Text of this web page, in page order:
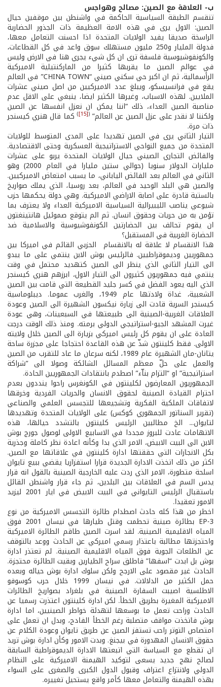
ب- العلاقة مع الصين: مصالح وهواجس
تنقسم الطبقة السياسية الحاكمة في واشنطن بين موقفين حيال
الصين: الاول يرى في هذه الامة العظيمة ذات الجذور الحضارية
الراسخة صديقا يفيد الولايات المتحدة اذا احسنت التعامل معها،
فدولة المليار و250 مليون مستهلك سوق واعد في كل القطاعات،
والكونفوشيوسية فلسفة ترى ان كل شيء يجري هنا في الارض وليس
في عوالم الصين ما يقربها كثيرا من الماركنتيلية الاميركية
الرأسمالية، ثم ان اكبر حي سكني صيني “CHINA TOWN” في العالم
يقع في فرانسيسكو، ويبلغ عدد الاميركيين من اصل صيني عشرات
الملايين. لهذه الاسباب، وغيرها الكثير ايضا، ينبغي على الاقل عدم
مناصبة الصين العداء، ذلك “اننا يمكن ان نعزل انفسها عن الصين
ولكننا لا نقدر على عزل الصين عن العالم”(
[15]
) كما قال هنري كيسنجر
ذات مرة.
التيار الثاني يرى في الصين تهديدا على المدى المتوسط للولايات
المتحدة من جميع النواحي الاستراتيجية العسكرية وحتى الاقتصادية.
والفائض التجاري الصيني حيال الولايات المتحدة يربو على عشرات
مليارات الدولار سنويا (حوالي ستين مليارا في العام 2000) وهو
الثاني في العالم بعد الفائض الياباني، ما يسبب امتعاض الاميركيين.
والصين هي البلد الوحيد في العالم، بعد روسيا، الذي يملك صواريخ
بالستية قادرة على اصابة الاراضي الاميركية. وهي دولة يحكمها حزب
شيوعي يناصب الليبيرالية السياسية الاميركية العداء ولا يعترف بما
تؤمن به من حريات وحقوق انسان. ثم الم يتوقع صموئيل هانتينغتون
ان يقوم تحالف بين الحضارتين الكونفوشيوسية والاسلامية ضد
الحضارة الغربية في المستقبل؟
هذا الانقسام لا علاقة له بالانقسام الحزبي القائم في اميركا بين
جمهوريين وديموقراطيين. فالرئيس بوش الابن ينتمي على ما يبدو
الى التيار الثاني الذي ينظر الى الصين كتهديد محتمل في وقت
ينتمي فيه جمهوريون كثيرون الى التيار الاول، ابرزهم هنري كيسنجر
الذي اليه يعود الفضل في كسر جليد القطيعة التي قامت بين الصين
الشعبية، غداة ولادتها عام 1949، والغرب عموما. ديبلوماسية
كيسنجر السرية قادت الى زيارة نيكسون الشهيرة الى الصين وعودة
العلاقات الغربية-الصينية الى طبيعتها في السبعينات، وهي عودة
غيرت المشهد الجيو-استراتيجي الدولي برمته. ومنذ ذلك الوقت درجت
العادة على ان يقوم كل رئيس اميركي بزيارة الى الصين خلال ولايته
الاولى. فقط كلينتون شذّ عن هذه القاعدة احتجاجا على مجزرة ساحة
يتانان-مان الشهيرة عام 1989، لكنه سرعان ما عاد للتقرب من الصين
والعمل على حلّ معظم المسائل الشائكة وصولا الى “شراكة
استراتيجية” او “التزام بناّء” اصطدم بانتقادات الجمهوريين الحادة.
الجمهوريون المعارضون لكلينتون في الكونغرس راحوا ينددون بعدم
احترام القيادة الصينية لحقوق الانسان والحريات الفردية وخرقها
لاتفاقات الملكية الفكرية وتشجيعها للتجسس العلمي والصناعي
(تقرير السناتور الجمهوري كوكس) على الولايات المتحدة وتهديدها
لتايوان... الخ مطالبين الرئيس كلينتون بالتشدد حيالها، هذه
الاتهامات عادت للبروز مجددا في الاسابيع الاولى لوصول جورج بوش
الابن الى البيت الابيض، الامر الذي بدا وكأنه اعادة نظر كاملة وجذرية
بكل الانجازات التي حققتها ادارة كلينتون في علاقاتها مع الصين.
اكثر من ذلك اتخذت الادارة الجديدة قرارا استفزازيا يقضي ببيع تايوان
اسلحة متطورة، الامر الذي ردت عليه الخارجية الصينية بالقول انه قرار
يدس السم في العلاقات بين البلدين، ثم جاء قرار واشنطن القائل
باستقبال الرئيس التايواني في البيت الابيض في ايار 2001 ليزيد
الامور تعقيدا.
اخطر من هذا كله حادث اصطدام طائرة التجسس الاميركية من نوع
EP-3 بطائرة صينية تحطمت وقتل طيارها في نيسان 2001 فوق
المياه الاقليمية الصينية. لقد اسرت الصين طاقم الطائرة الاميركية
واحتجزتها مطالبة باعتذار رسمي اميركي عن الحادث ووعد بالتوقف
عن الطلعات الجوية فوق المياه الاقليمية الصينية. لم تعتذر ادارة
بوش بل ابدت “اسفها” فاطلق سراح الطيارين وبقيت الطائرة محتجزة.
الحادث غير مقصود على الارجح ولكن سلوك ادارة بوش حياله وبعده
حمل الكثير من الدلالات. في نيسان 1999 خلال حرب كوسوفو
الاطلسية اصيبت السفارة الصينية في بلغراد بصواريخ الطائرات
الاميركية المغيرة بطريق الخطأ. لكن ادارة كلينتون اعتذرت رسميا عن
الحادث وراحت تعمل ما بوسعها لتهدئة خواطر الصينيين، اما ادارة
بوش فاتخذت مواقف متصلبة رغم الخطأ الفادح، وبدل ان تعمل على
امتصاص التوتر راحب تستفز الصين عن طريق تايوان وعودة الكلام عن
حقوق الانسان المهدورة في بيجنغ. وبدت الامور وكأن ادارة بوش تريد
ان تقطع مع السياسة التي اتبعتها الادارة الديموقراطية السابقة
لصالح نهج جديد يسعى لتوكيد الهيمنة الاميركية على النظام
الدولي ولانتزاع اعتراف وقبول الدول الكبرى والصغرى على السواء
بهذه الهيمنة والتعامل معها كأمر واقع يستحيل تغييره.